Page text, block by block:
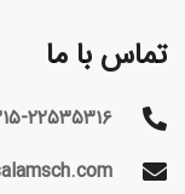
تماس با ما
۰۲۱-